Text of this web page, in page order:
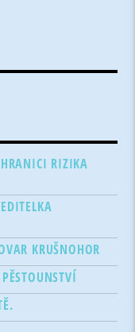
RIZIKA
KRUŠNOHOR